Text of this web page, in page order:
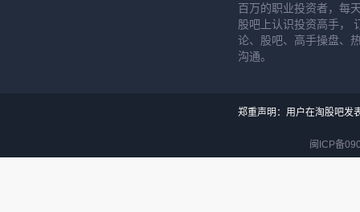
百万的职业投资者，每
股吧上认识投资高手，
论、股吧、高手操盘、
沟通。
郑重声明：用户在淘股吧发
闽ICP备